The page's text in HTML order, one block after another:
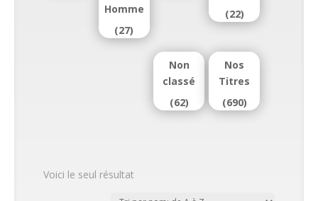
Homme
(27)
(22)
Non
classé
(62)
Nos
Titres
(690)
Voici le seul résultat